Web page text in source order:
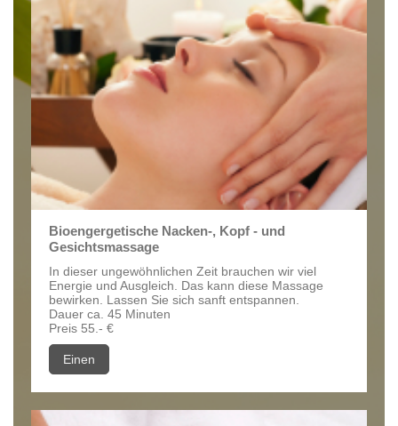
Bioengergetische Nacken-, Kopf - und
Gesichtsmassage
In dieser ungewöhnlichen Zeit brauchen wir viel
Energie und Ausgleich. Das kann diese Massage
bewirken. Lassen Sie sich sanft entspannen.
Dauer ca. 45 Minuten
Preis 55.- €
Einen